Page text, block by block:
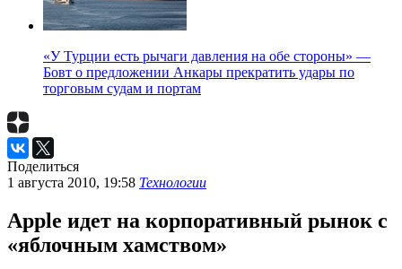
«У Турции есть рычаги давления на обе стороны» —
Бовт о предложении Анкары прекратить удары по
торговым судам и портам
Поделиться
1 августа 2010, 19:58 Технологии
Apple идет на корпоративный рынок с
«яблочным хамством»